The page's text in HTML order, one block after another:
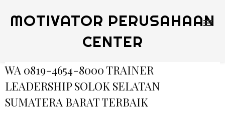
MOTIVATOR PERUSAHAAN
CENTER
WA 0819-4654-8000 TRAINER
LEADERSHIP SOLOK SELATAN
SUMATERA BARAT TERBAIK